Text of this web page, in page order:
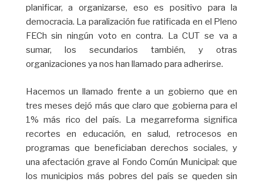
planificar, a organizarse, eso es positivo para la
democracia. La paralización fue ratificada en el Pleno
FECh sin ningún voto en contra. La CUT se va a
sumar, los secundarios también, y otras
organizaciones ya nos han llamado para adherirse.
Hacemos un llamado frente a un gobierno que en
tres meses dejó más que claro que gobierna para el
1% más rico del país. La megarreforma significa
recortes en educación, en salud, retrocesos en
programas que beneficiaban derechos sociales, y
una afectación grave al Fondo Común Municipal: que
los municipios más pobres del país se queden sin